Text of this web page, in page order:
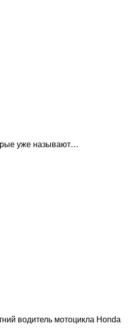
уже называют…
водитель мотоцикла Honda